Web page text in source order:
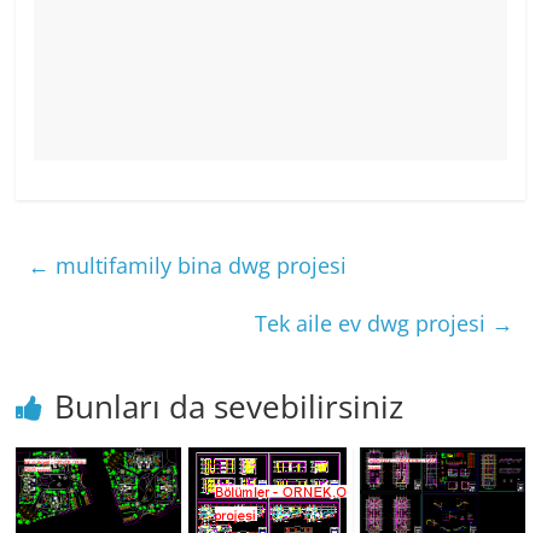
← multifamily bina dwg projesi
Tek aile ev dwg projesi →
Bunları da sevebilirsiniz